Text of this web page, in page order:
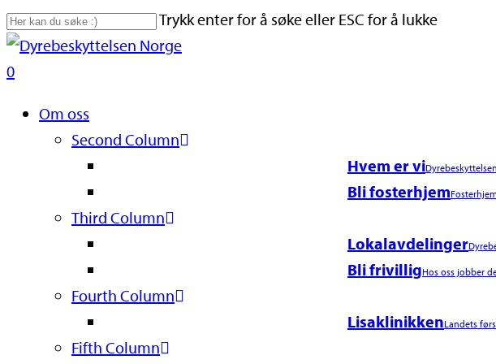
Skip
to
main
Trykk enter for å søke eller ESC for å lukke
Close
Search
search
0
Om oss
Second Column
Hvem er vi
Bli fosterhjem
Third Column
Lokalavdelinger
Bli frivilligHos oss jobber
Fourth Column
LisaklinikkenLandets
Fifth Column